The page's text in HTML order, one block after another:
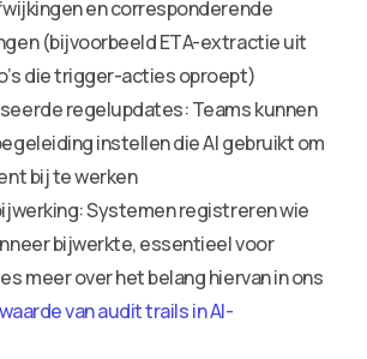
en corresponderende
(bijvoorbeeld ETA-extractie uit
die trigger-acties oproept)
regelupdates: Teams kunnen
instellen die AI gebruikt om
bij te werken
Systemen registreren wie
bijwerkte, essentieel voor
meer over het belang hiervan in ons
van audit trails in AI-